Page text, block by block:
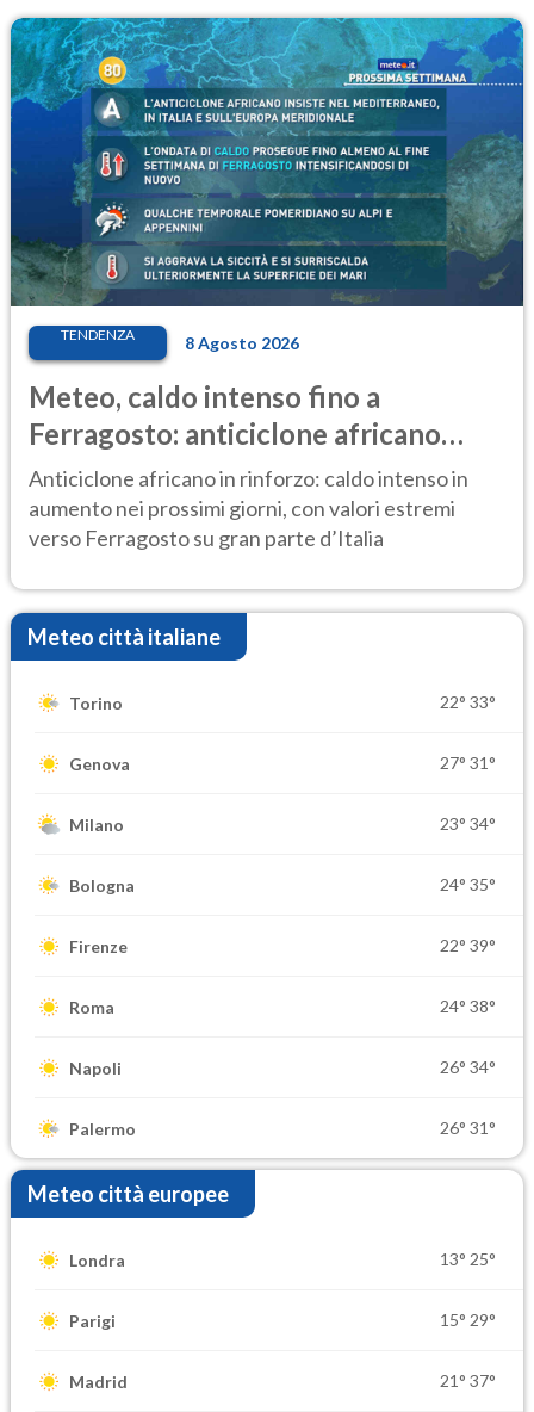
TENDENZA 8 Agosto 2026
Meteo, caldo intenso fino a
Ferragosto: anticiclone africano
ancora protagonista
Anticiclone africano in rinforzo: caldo intenso in
aumento nei prossimi giorni, con valori estremi
verso Ferragosto su gran parte d’Italia
Meteo città italiane
Torino 22° 33°
Genova 27° 31°
Milano 23° 34°
Bologna 24° 35°
Firenze 22° 39°
Roma 24° 38°
Napoli 26° 34°
Palermo 26° 31°
Meteo città europee
Londra 13° 25°
Parigi 15° 29°
Madrid 21° 37°